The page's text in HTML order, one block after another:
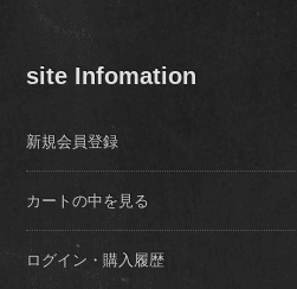
site Infomation
新規会員登録
カートの中を見る
ログイン・購入履歴